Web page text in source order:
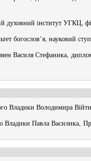
інститут УГКЦ,
богослов’я, науковий
Василя Стефаника,
Владики Володимира
Владики Павла Василика,